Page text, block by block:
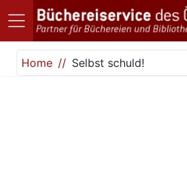
Direkt zum Inhalt
Home
Selbst schuld!